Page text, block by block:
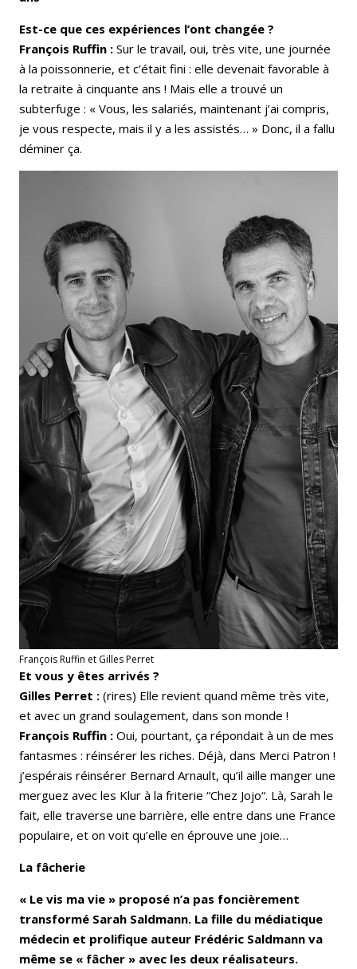
Est-ce que ces expériences l’ont changée ?
François Ruffin : Sur le travail, oui, très vite, une journée
à la poissonnerie, et c’était fini : elle devenait favorable à
la retraite à cinquante ans ! Mais elle a trouvé un
subterfuge : « Vous, les salariés, maintenant j’ai compris,
je vous respecte, mais il y a les assistés… » Donc, il a fallu
déminer ça.
François Ruffin et Gilles Perret
Et vous y êtes arrivés ?
Gilles Perret : (rires) Elle revient quand même très vite,
et avec un grand soulagement, dans son monde !
François Ruffin : Oui, pourtant, ça répondait à un de mes
fantasmes : réinsérer les riches. Déjà, dans Merci Patron !
j’espérais réinsérer Bernard Arnault, qu’il aille manger une
merguez avec les Klur à la friterie “Chez Jojo“. Là, Sarah le
fait, elle traverse une barrière, elle entre dans une France
populaire, et on voit qu’elle en éprouve une joie…
La fâcherie
« Le vis ma vie » proposé n’a pas foncièrement
transformé Sarah Saldmann. La fille du médiatique
médecin et prolifique auteur Frédéric Saldmann va
même se « fâcher » avec les deux réalisateurs.